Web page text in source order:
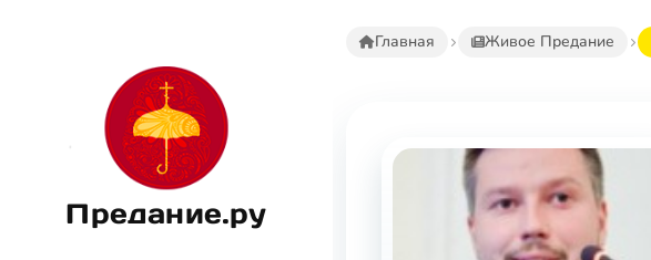
Предание.ру
Главная Живое Предание